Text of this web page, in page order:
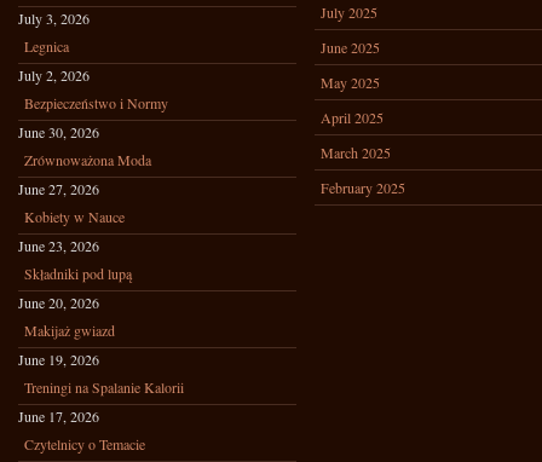
July 3, 2026
Legnica
July 2, 2026
Bezpieczeństwo i Normy
June 30, 2026
Zrównoważona Moda
June 27, 2026
Kobiety w Nauce
June 23, 2026
Składniki pod lupą
June 20, 2026
Makijaż gwiazd
June 19, 2026
Treningi na Spalanie Kalorii
June 17, 2026
Czytelnicy o Temacie
July 2025
June 2025
May 2025
April 2025
March 2025
February 2025